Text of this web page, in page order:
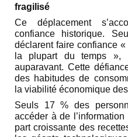
fragilisé
Ce déplacement
confiance historique.
déclarent faire confiance
la plupart du temps »,
auparavant. Cette
des habitudes de
la viabilité économique
Seuls 17 % des
accéder à de
part croissante des